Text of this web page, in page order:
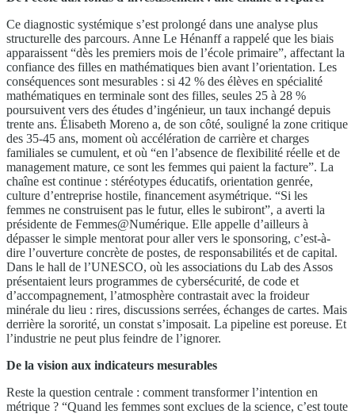
Ce diagnostic systémique s’est prolongé dans une analyse plus
structurelle des parcours. Anne Le Hénanff a rappelé que les biais
apparaissent “dès les premiers mois de l’école primaire”, affectant la
confiance des filles en mathématiques bien avant l’orientation. Les
conséquences sont mesurables : si 42 % des élèves en spécialité
mathématiques en terminale sont des filles, seules 25 à 28 %
poursuivent vers des études d’ingénieur, un taux inchangé depuis
trente ans. Élisabeth Moreno a, de son côté, souligné la zone critique
des 35-45 ans, moment où accélération de carrière et charges
familiales se cumulent, et où “en l’absence de flexibilité réelle et de
management mature, ce sont les femmes qui paient la facture”. La
chaîne est continue : stéréotypes éducatifs, orientation genrée,
culture d’entreprise hostile, financement asymétrique. “Si les
femmes ne construisent pas le futur, elles le subiront”, a averti la
présidente de Femmes@Numérique. Elle appelle d’ailleurs à
dépasser le simple mentorat pour aller vers le sponsoring, c’est-à-
dire l’ouverture concrète de postes, de responsabilités et de capital.
Dans le hall de l’UNESCO, où les associations du Lab des Assos
présentaient leurs programmes de cybersécurité, de code et
d’accompagnement, l’atmosphère contrastait avec la froideur
minérale du lieu : rires, discussions serrées, échanges de cartes. Mais
derrière la sororité, un constat s’imposait. La pipeline est poreuse. Et
l’industrie ne peut plus feindre de l’ignorer.
De la vision aux indicateurs mesurables
Reste la question centrale : comment transformer l’intention en
métrique ? “Quand les femmes sont exclues de la science, c’est toute